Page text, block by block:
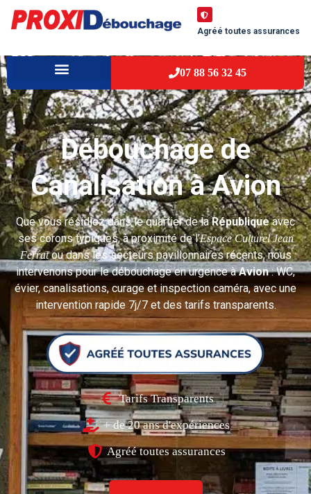
Agréé toutes assurances
07 88 56 32 45
Débouchage de
Canalisation à Avion
Que vous résidiez dans le quartier de laRépubliqueavec
ses corons typiques, à proximité de l’Espace Culturel Jean
Ferratou dans les secteurs pavillonnaires récents, nous
intervenons pour le débouchage en urgence àAvion: WC,
évier, canalisations, curage et inspection caméra, avec une
intervention rapide 7j/7 et des tarifs transparents.
Tarifs Transparents
+ de 20 ans d'expériences
Agréé toutes assurances